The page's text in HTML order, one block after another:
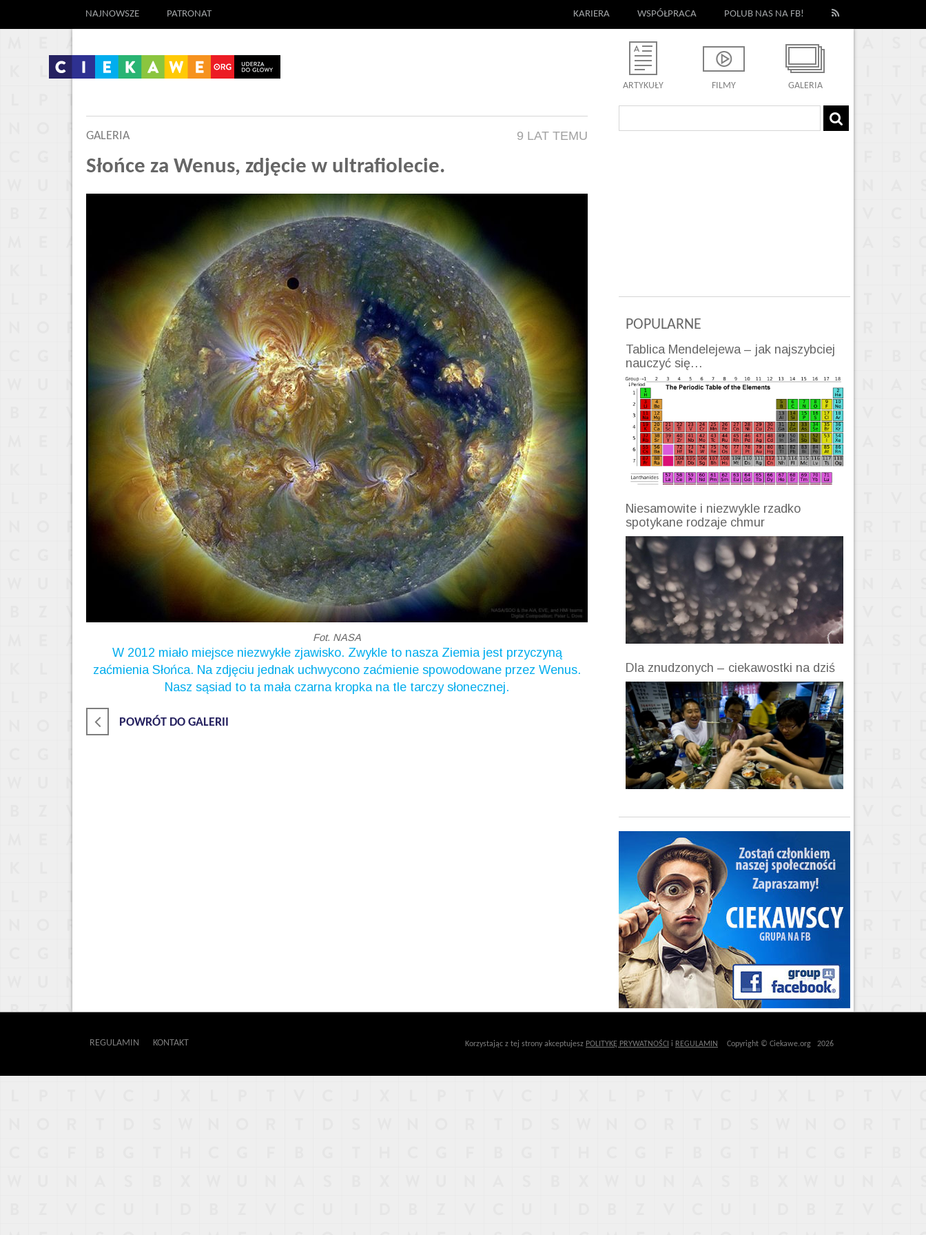
NAJNOWSZE PATRONAT KARIERA WSPÓŁPRACA POLUB NAS NA FB!
ARTYKUŁY FILMY GALERIA
GALERIA 9 LAT TEMU
Słońce za Wenus, zdjęcie w ultrafiolecie.
Fot. NASA
W 2012 miało miejsce niezwykłe zjawisko. Zwykle to nasza Ziemia jest przyczyną
zaćmienia Słońca. Na zdjęciu jednak uchwycono zaćmienie spowodowane przez Wenus.
Nasz sąsiad to ta mała czarna kropka na tle tarczy słonecznej.
POWRÓT DO GALERII
POPULARNE
Tablica Mendelejewa – jak najszybciej
nauczyć się…
Niesamowite i niezwykle rzadko
spotykane rodzaje chmur
Dla znudzonych – ciekawostki na dziś
REGULAMIN KONTAKT Korzystając z tej strony akceptujesz POLITYKĘ PRYWATNOŚCI i REGULAMIN Copyright © Ciekawe.org 2026